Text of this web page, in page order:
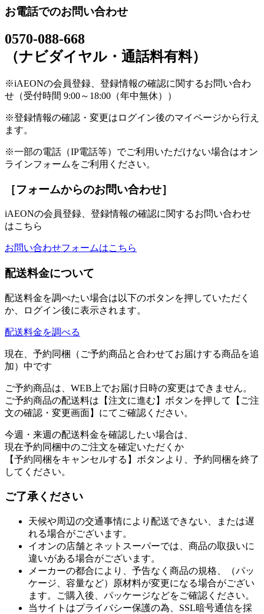
お電話でのお問い合わせ
0570-088-668
（ナビダイヤル・通話料有料）
※iAEONの会員登録、登録情報の確認に関するお問い合わ
せ（受付時間 9:00～18:00（年中無休））
※登録情報の確認・変更はログイン後のマイページから行え
ます。
※一部の電話（IP電話等）でご利用いただけない場合はオン
ラインフォームをご利用ください。
［フォームからのお問い合わせ］
iAEONの会員登録、登録情報の確認に関するお問い合わせ
はこちら
お問い合わせフォームはこちら
配送料金について
配送料金を調べたい場合は以下のボタンを押していただく
か、ログイン後に表示されます。
配送料金を調べる
現在、予約同梱（ご予約商品と合わせてお届けする商品を追
加）中です
ご予約商品は、WEB上でお届け日時の変更はできません。
ご予約商品の配送料は【注文に進む】ボタンを押して【ご注
文の確認・変更画面】にてご確認ください。
今週・来週の配送料金を確認したい場合は、
現在予約同梱中のご注文を確定いただくか
【予約同梱をキャンセルする】ボタンより、予約同梱を終了
してください。
ご了承ください
天候や周辺の交通事情により配送できない、または遅
れる場合がございます。
イオンの店舗とネットスーパーでは、商品の取扱いに
違いがある場合がございます。
メーカーの都合により、予告なく商品の規格、（パッ
ケージ、容量など）原材料が変更になる場合がござい
ます。ご購入後、パッケージなどをご確認ください。
当サイトはプライバシー保護の為、SSL暗号通信を採